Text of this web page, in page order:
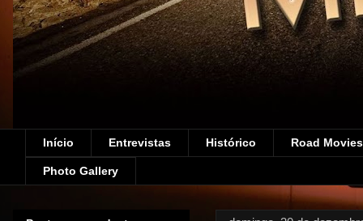
Início Entrevistas Histórico Road
Photo Gallery